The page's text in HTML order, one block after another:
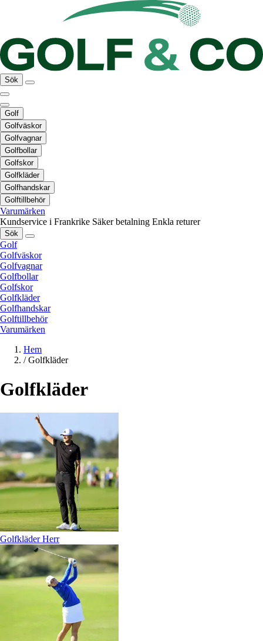
Sök
Golf
Golfväskor
Golfvagnar
Golfbollar
Golfskor
Golfkläder
Golfhandskar
Golftillbehör
Varumärken
Kundservice i Frankrike Säker betalning Enkla returer
Sök
Golf
Golfväskor
Golfvagnar
Golfbollar
Golfskor
Golfkläder
Golfhandskar
Golftillbehör
Varumärken
Hem
/ Golfkläder
Golfkläder
Golfkläder Herr